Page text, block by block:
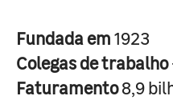
Fundada em1923
Colegas de trabalho
Faturamento8,9